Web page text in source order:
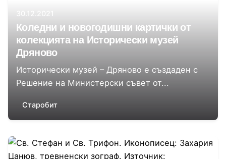
30.12.2021
Коледни и новогодишни картички от
колекцията на Исторически музей
Дряново
Исторически музей – Дряново е създаден с
Решение на Министерски съвет от...
Старобит
Автор